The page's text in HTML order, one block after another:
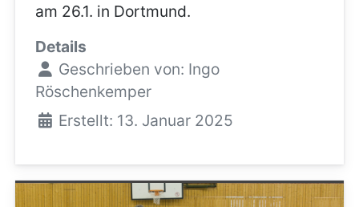
am 26.1. in Dortmund.
Details
Geschrieben von: Ingo
Röschenkemper
Erstellt: 13. Januar 2025